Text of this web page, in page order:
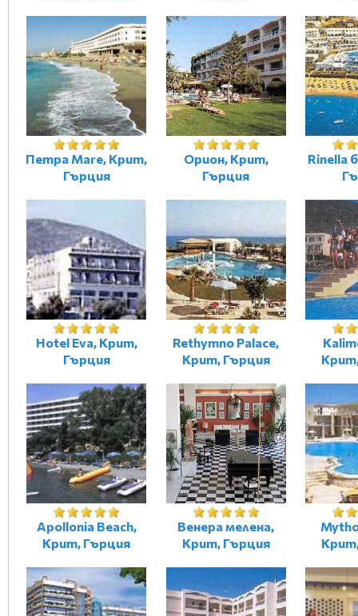
Петра Mare, Крит,
Гърция
Орион, Крит,
Гърция
Rinella
Hotel Eva, Крит,
Гърция
Rethymno Palace,
Крит, Гърция
Apollonia Beach,
Крит, Гърция
Венера мелена,
Крит, Гърция